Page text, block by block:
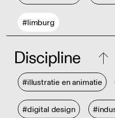
#limburg
Discipline
#illustratie en animatie
#digital design